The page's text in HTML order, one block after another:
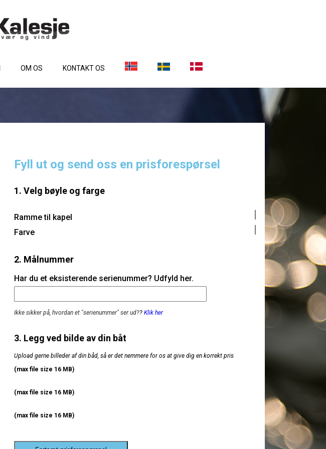
OM OS KONTAKT OS
Fyll ut og send oss en prisforespørsel
1. Velg bøyle og farge
Ramme til kapel
Farve
2. Målnummer
Har du et eksisterende serienummer? Udfyld her.
Ikke sikker på, hvordan et "serienummer" ser ud?? Klik her
3. Legg ved bilde av din båt
Upload gerne billeder af din båd, så er det nemmere for os at give dig en korrekt pris
(max file size 16 MB)
(max file size 16 MB)
(max file size 16 MB)